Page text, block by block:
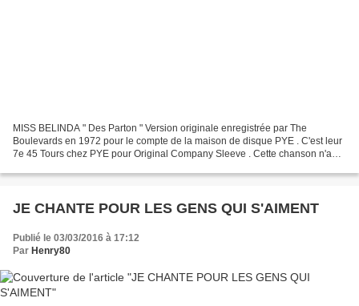
MISS BELINDA " Des Parton " Version originale enregistrée par The
Boulevards en 1972 pour le compte de la maison de disque PYE . C'est leur
7e 45 Tours chez PYE pour Original Company Sleeve . Cette chanson n'a
JE CHANTE POUR LES GENS QUI S'AIMENT
Publié le 03/03/2016 à 17:12
Par Henry80